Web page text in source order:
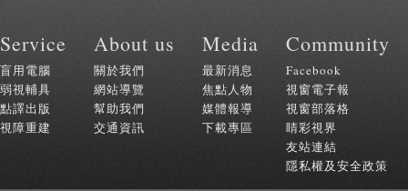
Service
盲用電腦
弱視輔具
點譯出版
視障重建
About us
關於我們
網站導覽
幫助我們
交通資訊
Media
最新消息
焦點人物
媒體報導
下載專區
Community
Facebook
視窗電子報
視窗部落格
睛彩視界
友站連結
隱私權及安全政策